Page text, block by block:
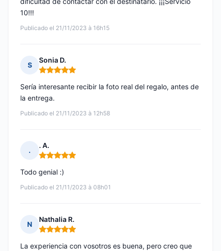
Publicado el 21/11/2023 à 16h15
10!!!
S
Sonia D.
Nota: 5 de 5
Publicado el 21/11/2023 à 12h58
Sería interesante recibir la foto real del regalo, antes de
la entrega.
.
. A.
Nota: 5 de 5
Publicado el 21/11/2023 à 08h01
Todo genial :)
N
Nathalia R.
Nota: 5 de 5
La experiencia con vosotros es buena, pero creo que